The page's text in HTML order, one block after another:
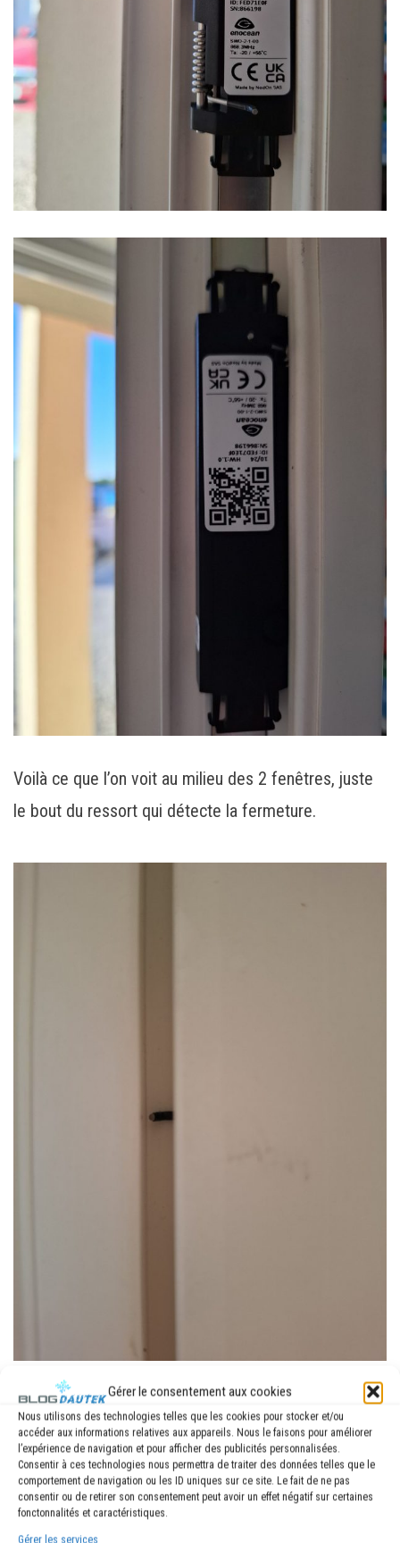
Gérer le consentement aux cookies
Nous utilisons des technologies telles que les cookies pour stocker et/ou
accéder aux informations relatives aux appareils. Nous le faisons pour améliorer
l’expérience de navigation et pour afficher des publicités personnalisées.
Consentir à ces technologies nous permettra de traiter des données telles que le
comportement de navigation ou les ID uniques sur ce site. Le fait de ne pas
consentir ou de retirer son consentement peut avoir un effet négatif sur certaines
fonctonnalités et caractéristiques.
Gérer les services
Voilà ce que l’on voit au milieu des 2 fenêtres, juste
le bout du ressort qui détecte la fermeture.
Intégration du capteur d’ouverture
invisible Nodon sur Jeedom